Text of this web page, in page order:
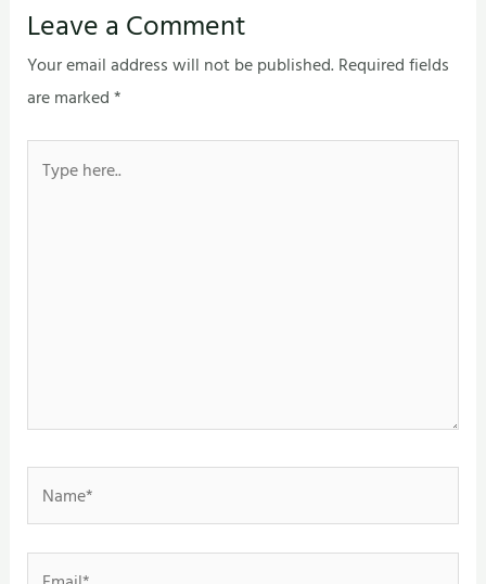
Leave a Comment
Your email address will not be published.Required fields
are marked*
here..
Name*
Email*